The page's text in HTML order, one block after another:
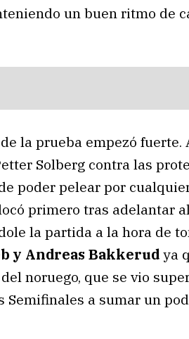
un buen ritmo de
la prueba empezó fuerte.
Solberg contra las
poder pelear por
primero tras adelantar al
la partida a la hora de
y Andreas Bakkerud ya
noruego, que se vio
Semifinales a sumar un